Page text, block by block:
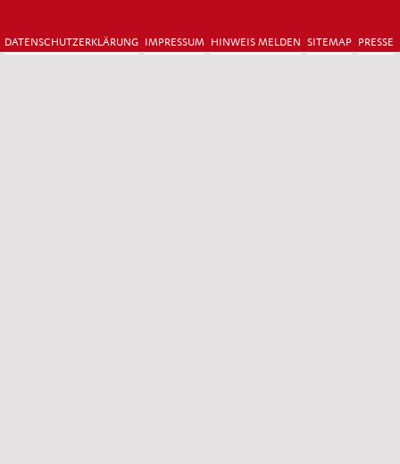
DATENSCHUTZERKLÄRUNG IMPRESSUM HINWEIS MELDEN SITEMAP PRESSE